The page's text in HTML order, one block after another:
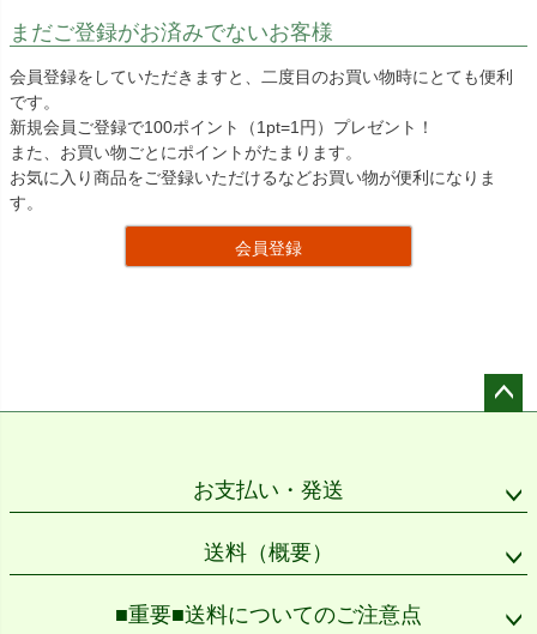
まだご登録がお済みでないお客様
会員登録をしていただきますと、二度目のお買い物時にとても便利
です。
新規会員ご登録で100ポイント（1pt=1円）プレゼント！
また、お買い物ごとにポイントがたまります。
お気に入り商品をご登録いただけるなどお買い物が便利になりま
す。
会員登録
お支払い・発送
送料（概要）
■重要■送料についてのご注意点